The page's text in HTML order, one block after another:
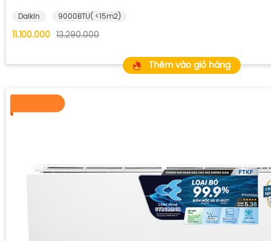
Daikin 9000BTU( <15m2)
11.100.000 13.290.000
Thêm vào giỏ hàng